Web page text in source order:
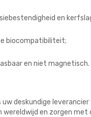
en
biocompatibiliteit;
en niet magnetisch.
uw deskundige
wereldwijd en zorgen met